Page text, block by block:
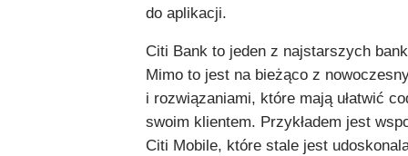
do aplikacji.
Citi Bank to jeden z najstarszych
Mimo to jest na bieżąco z
i rozwiązaniami, które mają ułatwić
swoim klientem. Przykładem jest
Citi Mobile, które stale jest